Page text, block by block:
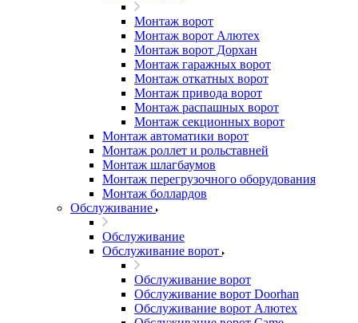
Монтаж ворот
Монтаж ворот Алютех
Монтаж ворот Дорхан
Монтаж гаражных ворот
Монтаж откатных ворот
Монтаж привода ворот
Монтаж распашных ворот
Монтаж секционных ворот
Монтаж автоматики ворот
Монтаж роллет и рольставней
Монтаж шлагбаумов
Монтаж перегрузочного оборудования
Монтаж боллардов
Обслуживание
Обслуживание
Обслуживание ворот
Обслуживание ворот
Обслуживание ворот Doorhan
Обслуживание ворот Алютех